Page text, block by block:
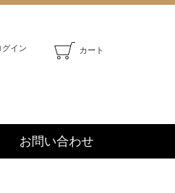
グイン カート
お問い合わせ